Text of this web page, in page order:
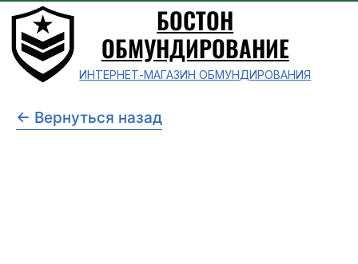
БОСТОН
ОБМУНДИРОВАНИЕ
ИНТЕРНЕТ-МАГАЗИН ОБМУНДИРОВАНИЯ
← Вернуться назад